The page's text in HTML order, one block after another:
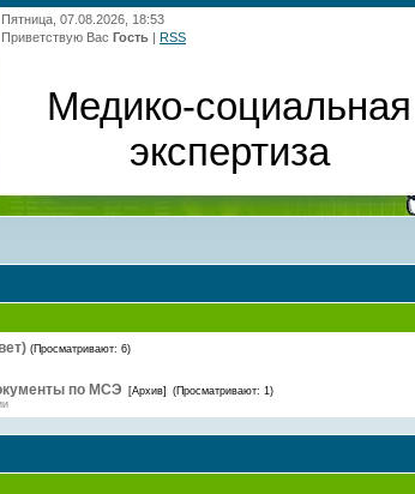
Пятница, 07.08.2026, 18:53
Приветствую Вас Гость | RSS
Медико-социальная
экспертиза
(Просматривают: 6)
по МСЭ [Архив]
(Просматривают: 1)